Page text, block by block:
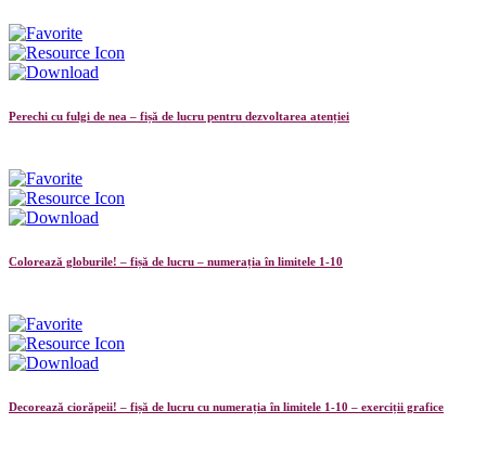
Perechi cu fulgi de nea – fișă de lucru pentru dezvoltarea atenției
Colorează globurile! – fișă de lucru – numerația în limitele 1-10
Decorează ciorăpeii! – fișă de lucru cu numerația în limitele 1-10 – exerciții grafice